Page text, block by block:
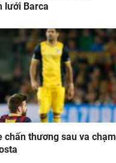
lưới Barca
chấn thương sau va chạm